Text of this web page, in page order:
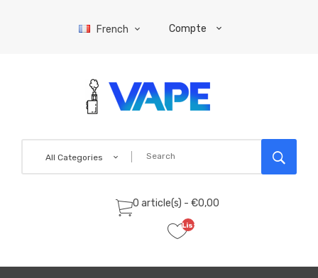
French Compte
All Categories
0 article(s) - €0,00
Liste
(0)